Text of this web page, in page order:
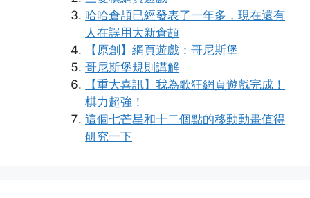
哈哈倉頡已經發表了一年多，現在還有
人在誤用大新倉頡
【原創】網頁遊戲：哥尼斯堡
哥尼斯堡規則講解
【重大喜訊】我為歌狂網頁遊戲完成！
棋力超強！
這個七芒星和十二個點的移動動畫值得
研究一下